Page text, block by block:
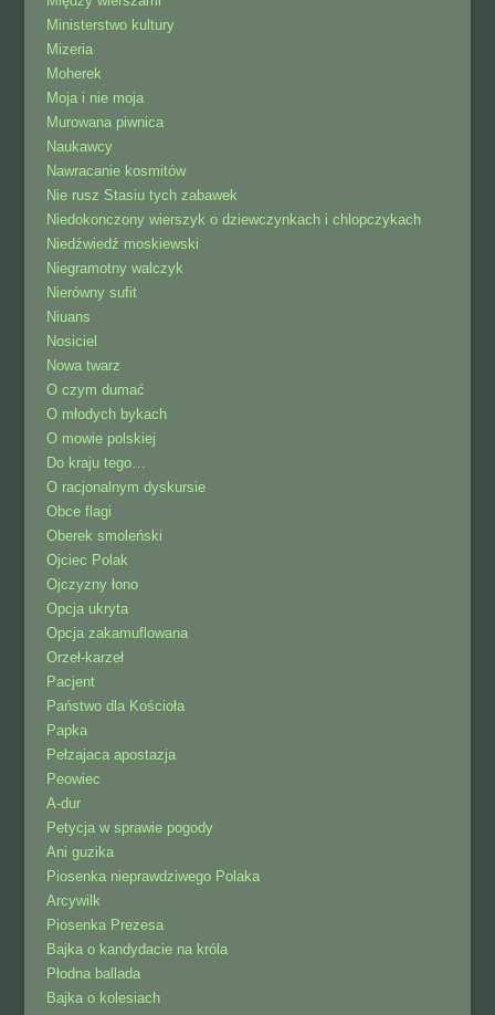
Ministerstwo kultury
Mizeria
Moherek
Moja i nie moja
Murowana piwnica
Naukawcy
Nawracanie kosmitów
Nie rusz Stasiu tych zabawek
Niedokonczony wierszyk o dziewczynkach i chlopczykach
Niedźwiedź moskiewski
Niegramotny walczyk
Nierówny sufit
Niuans
Nosiciel
Nowa twarz
O czym dumać
O młodych bykach
O mowie polskiej
Do kraju tego…
O racjonalnym dyskursie
Obce flagi
Oberek smoleński
Ojciec Polak
Ojczyzny łono
Opcja ukryta
Opcja zakamuflowana
Orzeł-karzeł
Pacjent
Państwo dla Kościoła
Papka
Pełzajaca apostazja
Peowiec
A-dur
Petycja w sprawie pogody
Ani guzika
Piosenka nieprawdziwego Polaka
Arcywilk
Piosenka Prezesa
Bajka o kandydacie na króla
Płodna ballada
Bajka o kolesiach